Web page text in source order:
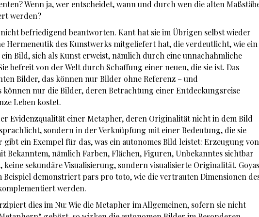
Wenn ja, wer entscheidet, wann und durch wen die alten
werden?
nicht befriedigend beantworten. Kant hat sie im Übrigen selbst wieder
Hermeneutik des Kunstwerks mitgeliefert hat, die verdeutlicht, wie ein
Bild, sich als Kunst erweist, nämlich durch eine unnachahmliche
befreit von der Welt durch Schaffung einer neuen, die sie ist. Das
Bilder, das können nur Bilder ohne Referenz – und
können nur die Bilder, deren Betrachtung einer Entdeckungsreise
Leben kostet.
Evidenzqualität einer Metapher, deren Originalität nicht in dem Bild
sondern in der Verknüpfung mit einer Bedeutung, die sie
gibt ein Exempel für das, was ein autonomes Bild leistet: Erzeugung von
Bekanntem, nämlich Farben, Flächen, Figuren, Unbekanntes sichtbar
keine sekundäre Visualisierung, sondern visualisierte Originalität. Goyas
Beispiel demonstriert pars pro toto, wie die vertrauten Dimensionen
werden.
dies im Nu: Wie die Metapher im Allgemeinen, sofern sie nicht